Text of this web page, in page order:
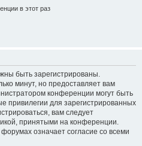
в этот раз
быть зарегистрированы.
минут, но предоставляет вам
конференции могут быть
привилегии для зарегистрированных
вам следует
принятыми на конференции.
означает согласие со всеми